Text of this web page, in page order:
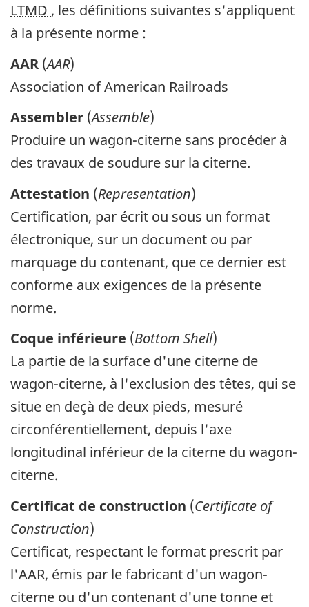
LTMD , les définitions suivantes s'appliquent
à la présente norme :
AAR (AAR)
Association of American Railroads
Assembler (Assemble)
Produire un wagon-citerne sans procéder à
des travaux de soudure sur la citerne.
Attestation (Representation)
Certification, par écrit ou sous un format
électronique, sur un document ou par
marquage du contenant, que ce dernier est
conforme aux exigences de la présente
norme.
Coque inférieure (Bottom Shell)
La partie de la surface d'une citerne de
wagon-citerne, à l'exclusion des têtes, qui se
situe en deçà de deux pieds, mesuré
circonférentiellement, depuis l'axe
longitudinal inférieur de la citerne du wagon-
citerne.
Certificat de construction (Certificate of
Construction)
Certificat, respectant le format prescrit par
l'AAR, émis par le fabricant d'un wagon-
citerne ou d'un contenant d'une tonne et